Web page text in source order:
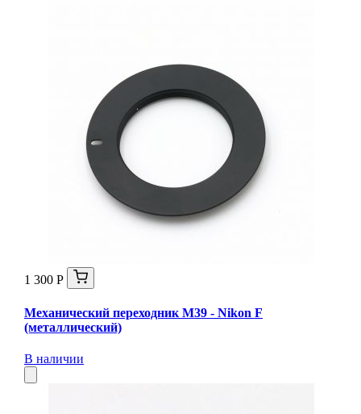
1 300 Р
Механический переходник M39 - Nikon F
(металлический)
В наличии